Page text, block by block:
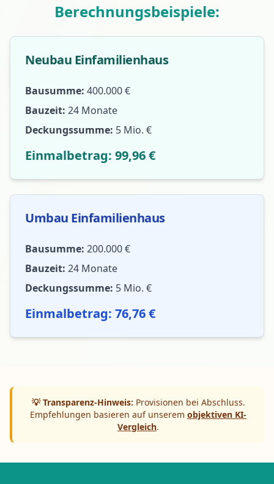
Berechnungsbeispiele:
Neubau Einfamilienhaus
Bausumme: 400.000 €
Bauzeit: 24 Monate
Deckungssumme: 5 Mio. €
Einmalbetrag: 99,96 €
Umbau Einfamilienhaus
Bausumme: 200.000 €
Bauzeit: 24 Monate
Deckungssumme: 5 Mio. €
Einmalbetrag: 76,76 €
💡 Transparenz-Hinweis: Provisionen bei Abschluss.
Empfehlungen basieren auf unserem objektiven KI-
Vergleich.